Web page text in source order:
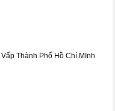
Thành Phố Hồ Chí MInh